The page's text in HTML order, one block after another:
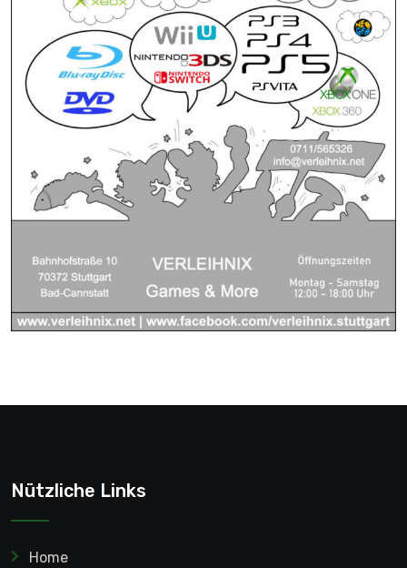
Nützliche Links
Home